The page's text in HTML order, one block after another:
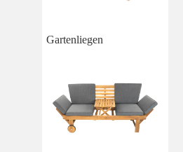
Gartenliegen